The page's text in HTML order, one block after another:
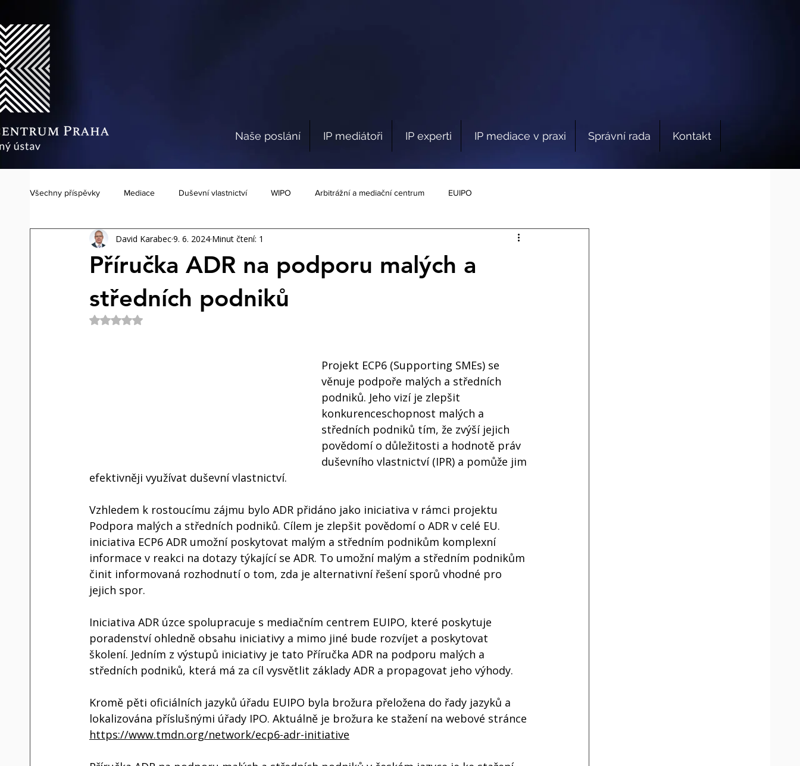
Naše poslání IP mediátoři IP experti IP mediace v praxi Správní rada Kontakt
Všechny příspěvky Mediace Duševní vlastnictví WIPO Arbitrážní a mediační centrum EUIPO
Mezinárodní síť (MCSN) IP mediační centrum Praha
Příručka ADR na podporu malých a
středních podniků
David Karabec9. 6. 2024 Minut čtení: 1
Hodnoceno NaN z 5 hvězdiček.
Projekt ECP6 (Supporting SMEs) se
věnuje podpoře malých a středních
podniků. Jeho vizí je zlepšit
konkurenceschopnost malých a
středních podniků tím, že zvýší jejich
povědomí o důležitosti a hodnotě práv
duševního vlastnictví (IPR) a pomůže jim
efektivněji využívat duševní vlastnictví.
Vzhledem k rostoucímu zájmu bylo ADR přidáno jako iniciativa v rámci projektu
Podpora malých a středních podniků. Cílem je zlepšit povědomí o ADR v celé EU.
iniciativa ECP6 ADR umožní poskytovat malým a středním podnikům komplexní
informace v reakci na dotazy týkající se ADR. To umožní malým a středním podnikům
činit informovaná rozhodnutí o tom, zda je alternativní řešení sporů vhodné pro
jejich spor.
Iniciativa ADR úzce spolupracuje s mediačním centrem EUIPO, které poskytuje
poradenství ohledně obsahu iniciativy a mimo jiné bude rozvíjet a poskytovat
školení. Jedním z výstupů iniciativy je tato Příručka ADR na podporu malých a
středních podniků, která má za cíl vysvětlit základy ADR a propagovat jeho výhody.
Kromě pěti oficiálních jazyků úřadu EUIPO byla brožura přeložena do řady jazyků a
lokalizována příslušnými úřady IPO. Aktuálně je brožura ke stažení na webové stránce
https://www.tmdn.org/network/ecp6-adr-initiative